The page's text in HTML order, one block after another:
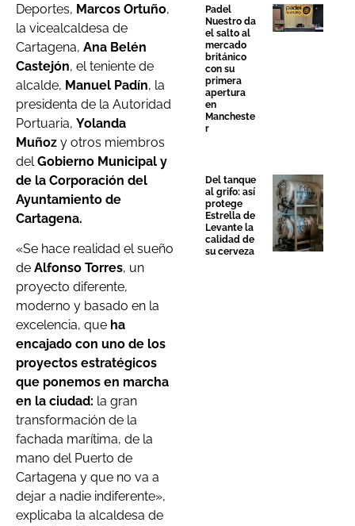
Deportes, Marcos Ortuño,
la vicealcaldesa de
Cartagena, Ana Belén
Castejón, el teniente de
alcalde, Manuel Padín, la
presidenta de la Autoridad
Portuaria, Yolanda
Muñoz y otros miembros
delGobierno Municipal y
de la Corporación del
Ayuntamiento de
Cartagena.
«Se hace realidad el sueño
de Alfonso Torres, un
proyecto diferente,
moderno y basado en la
excelencia, que ha
encajado con uno de los
proyectos estratégicos
que ponemos en marcha
en la ciudad: la gran
transformación de la
fachada marítima, de la
mano del Puerto de
Cartagena y que no va a
dejar a nadie indiferente»,
explicaba la alcaldesa de
Padel
Nuestro da
el salto al
mercado
británico
con su
primera
apertura
en
Mancheste
r
Del tanque
al grifo: así
protege
Estrella de
Levante la
calidad de
su cerveza